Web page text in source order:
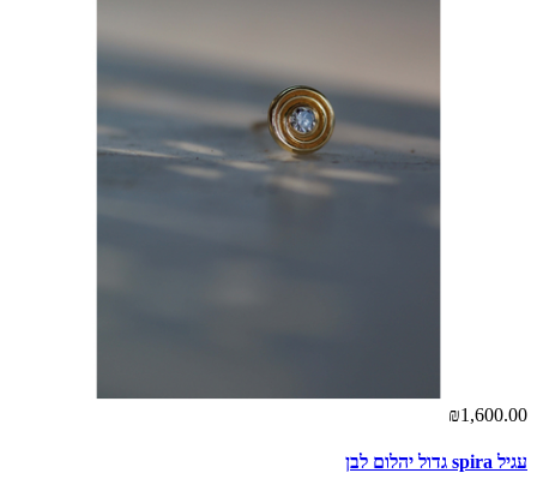
₪1,600.00
עגיל spira גדול יהלום לבן